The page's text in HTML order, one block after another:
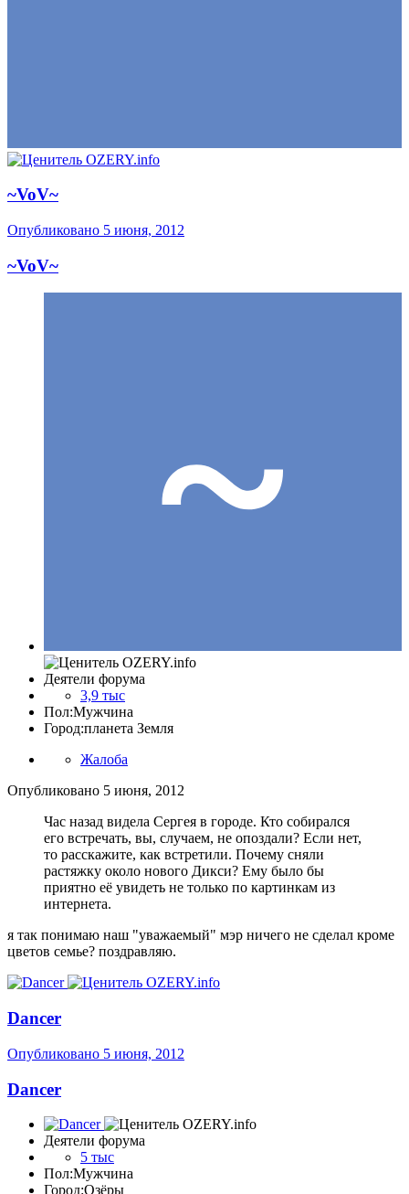
~VoV~
Опубликовано 5 июня, 2012
~VoV~
Деятели форума
3,9 тыс
Пол:Мужчина
Город:планета Земля
Жалоба
Опубликовано 5 июня, 2012
Час назад видела Сергея в городе. Кто собирался
его встречать, вы, случаем, не опоздали? Если нет,
то расскажите, как встретили. Почему сняли
растяжку около нового Дикси? Ему было бы
приятно её увидеть не только по картинкам из
интернета.
я так понимаю наш "уважаемый" мэр ничего не сделал кроме
цветов семье? поздравляю.
Dancer
Опубликовано 5 июня, 2012
Dancer
Деятели форума
5 тыс
Пол:Мужчина
Город:Озёры